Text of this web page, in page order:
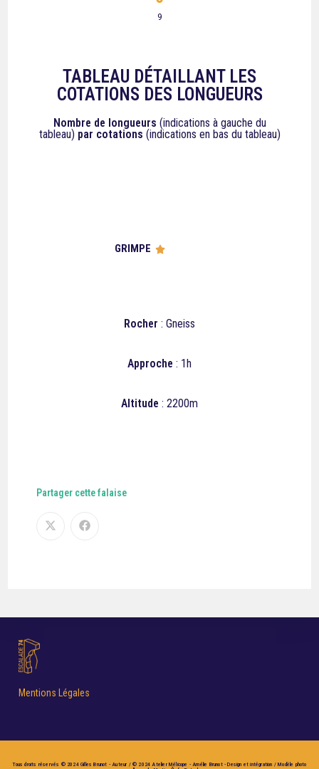
9
TABLEAU DÉTAILLANT LES
COTATIONS DES LONGUEURS
Nombre de longueurs (indications à gauche du
tableau) par cotations (indications en bas du tableau)
GRIMPE 
Rocher : Gneiss
Approche : 1h
Altitude : 2200m
Partager cette falaise
Mentions Légales
Tous droits réservés © 2024 Gilles Brunot - Auteur / © 2024 Atelier Mélicope - Amélie Brunot - Design et intégration / Modèle photo